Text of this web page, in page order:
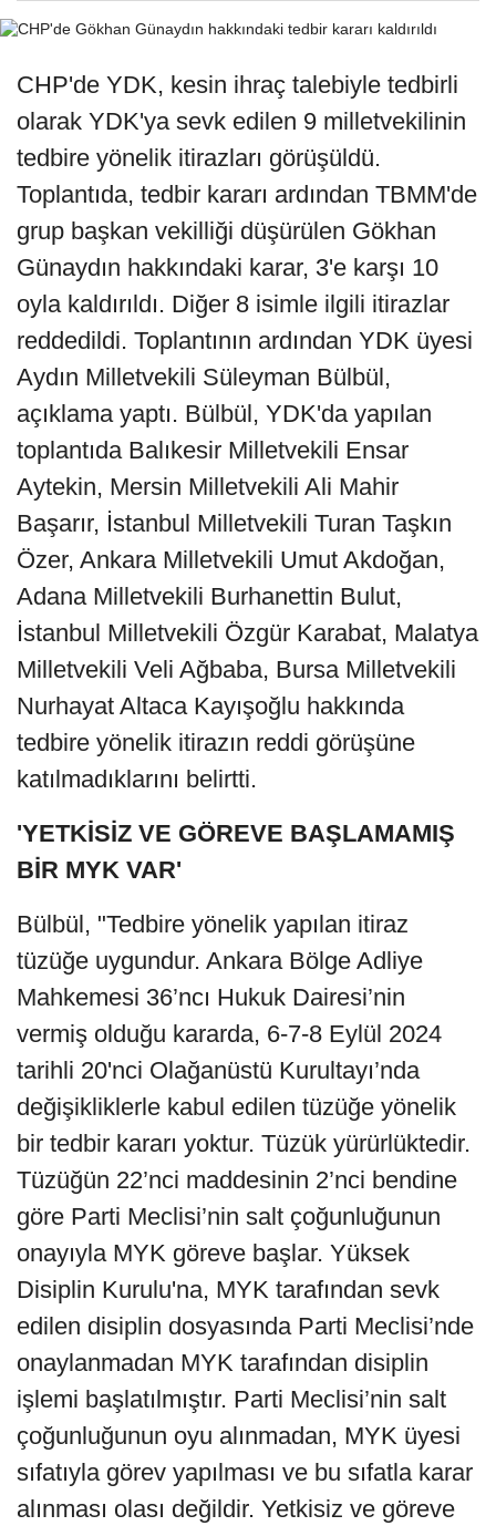
CHP'de YDK, kesin ihraç talebiyle tedbirli
olarak YDK'ya sevk edilen 9 milletvekilinin
tedbire yönelik itirazları görüşüldü.
Toplantıda, tedbir kararı ardından TBMM'de
grup başkan vekilliği düşürülen Gökhan
Günaydın hakkındaki karar, 3'e karşı 10
oyla kaldırıldı. Diğer 8 isimle ilgili itirazlar
reddedildi. Toplantının ardından YDK üyesi
Aydın Milletvekili Süleyman Bülbül,
açıklama yaptı. Bülbül, YDK'da yapılan
toplantıda Balıkesir Milletvekili Ensar
Aytekin, Mersin Milletvekili Ali Mahir
Başarır, İstanbul Milletvekili Turan Taşkın
Özer, Ankara Milletvekili Umut Akdoğan,
Adana Milletvekili Burhanettin Bulut,
İstanbul Milletvekili Özgür Karabat, Malatya
Milletvekili Veli Ağbaba, Bursa Milletvekili
Nurhayat Altaca Kayışoğlu hakkında
tedbire yönelik itirazın reddi görüşüne
katılmadıklarını belirtti.
'YETKİSİZ VE GÖREVE BAŞLAMAMIŞ
BİR MYK VAR'
Bülbül, "Tedbire yönelik yapılan itiraz
tüzüğe uygundur. Ankara Bölge Adliye
Mahkemesi 36’ncı Hukuk Dairesi’nin
vermiş olduğu kararda, 6-7-8 Eylül 2024
tarihli 20'nci Olağanüstü Kurultayı’nda
değişikliklerle kabul edilen tüzüğe yönelik
bir tedbir kararı yoktur. Tüzük yürürlüktedir.
Tüzüğün 22’nci maddesinin 2’nci bendine
göre Parti Meclisi’nin salt çoğunluğunun
onayıyla MYK göreve başlar. Yüksek
Disiplin Kurulu'na, MYK tarafından sevk
edilen disiplin dosyasında Parti Meclisi’nde
onaylanmadan MYK tarafından disiplin
işlemi başlatılmıştır. Parti Meclisi’nin salt
çoğunluğunun oyu alınmadan, MYK üyesi
sıfatıyla görev yapılması ve bu sıfatla karar
alınması olası değildir. Yetkisiz ve göreve